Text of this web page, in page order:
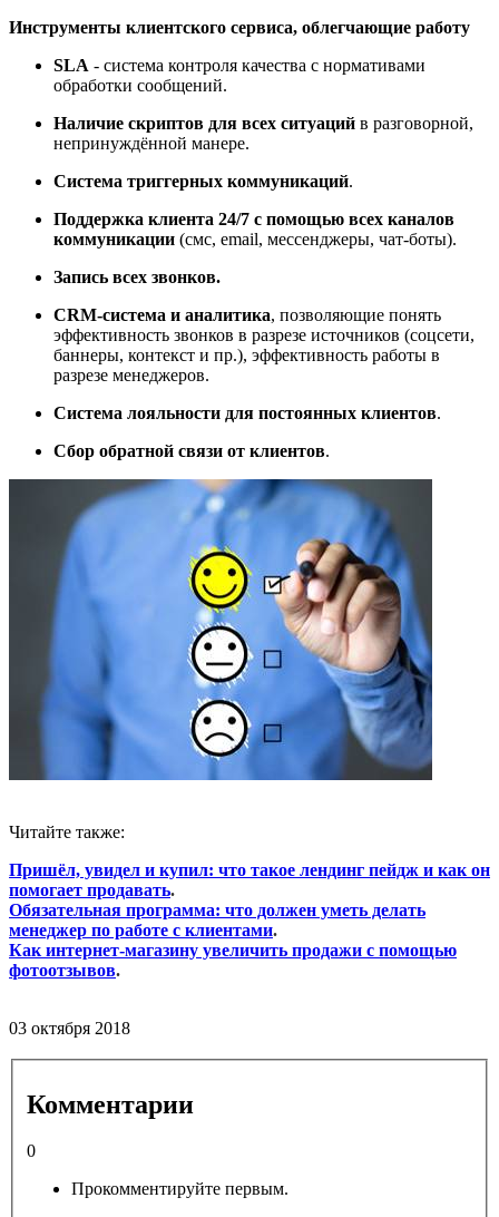
Инструменты клиентского сервиса, облегчающие работу
SLA - система контроля качества с нормативами
обработки сообщений.
Наличие скриптов для всех ситуаций в разговорной,
непринуждённой манере.
Система триггерных коммуникаций.
Поддержка клиента 24/7 с помощью всех каналов
коммуникации (смс, email, мессенджеры, чат-боты).
Запись всех звонков.
CRM-система и аналитика, позволяющие понять
эффективность звонков в разрезе источников (соцсети,
баннеры, контекст и пр.), эффективность работы в
разрезе менеджеров.
Система лояльности для постоянных клиентов.
Сбор обратной связи от клиентов.
Читайте также:
Пришёл, увидел и купил: что такое лендинг пейдж и как он
помогает продавать.
Обязательная программа: что должен уметь делать
менеджер по работе с клиентами.
Как интернет-магазину увеличить продажи с помощью
фотоотзывов.
03 октября 2018
Комментарии
0
Прокомментируйте первым.